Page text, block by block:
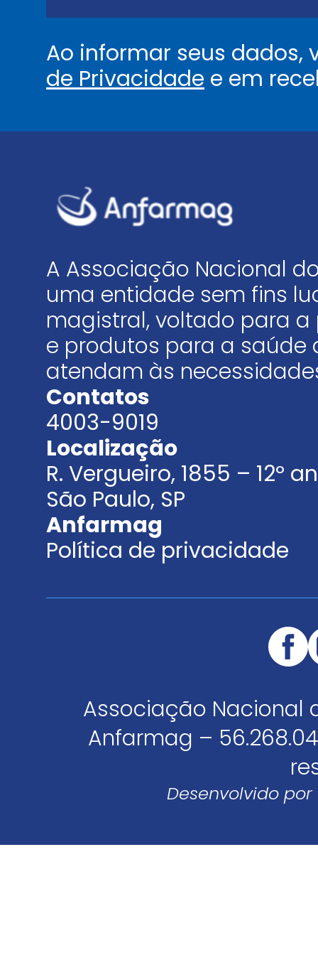
Ao informar seus
de Privacidade e em
A Associação Nacional
uma entidade sem fins
magistral, voltado para
e produtos para a saúde
atendam às
Contatos
4003-9019
Localização
R. Vergueiro, 1855 – 12º
São Paulo, SP
Anfarmag
Política de privacidade
Associação Nacional
Anfarmag –
Desenvolvido por